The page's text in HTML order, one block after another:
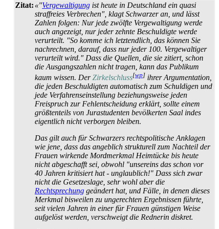
Zitat: «"Vergewaltigung ist heute in Deutschland ein quasi
straf­freies Verbrechen", klagt Schwarzer an, und lässt
Zahlen folgen: Nur jede zwölfte Vergewaltigung werde
auch angezeigt, nur jeder zehnte Beschuldigte werde
verurteilt. "So komme ich letztendlich, das können Sie
nachrechnen, darauf, dass nur jeder 100. Vergewaltiger
verurteilt wird." Dass die Quellen, die sie zitiert, schon
die Ausgangs­zahlen nicht tragen, kann das Publikum
kaum wissen. DerZirkelschluss[wp] ihrer Argumentation,
die jeden Beschuldigten automatisch zum Schuldigen und
jede Verfahrens­einstellung beziehungs­weise jeden
Freispruch zur Fehl­entscheidung erklärt, sollte einem
größtenteils von Jura­studenten bevölkerten Saal indes
eigentlich nicht verborgen bleiben.
Das gilt auch für Schwarzers rechts­politische Anklagen
wie jene, dass das angeblich strukturell zum Nachteil der
Frauen wirkende Mord­merkmal Heimtücke bis heute
nicht abgeschafft sei, obwohl "unsereins das schon vor
40 Jahren kritisiert hat - unglaublich!" Dass sich zwar
nicht die Gesetzeslage, sehr wohl aber die
Rechtsprechung geändert hat, und Fälle, in denen dieses
Merkmal bisweilen zu ungerechten Ergebnissen führte,
seit vielen Jahren in einer für Frauen günstigen Weise
aufgelöst werden, verschweigt die Rednerin diskret.